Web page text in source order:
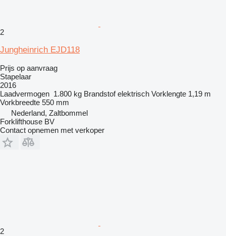
2
Jungheinrich EJD118
Prijs op aanvraag
Stapelaar
2016
Laadvermogen 1.800 kg Brandstof elektrisch Vorklengte 1,19 m
Vorkbreedte 550 mm
Nederland, Zaltbommel
Forklifthouse BV
Contact opnemen met verkoper
2